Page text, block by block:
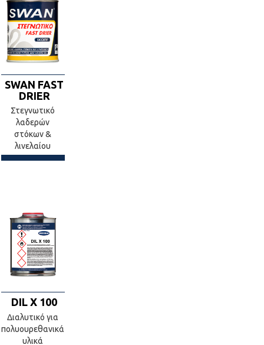
SWAN FAST
DRIER
Στεγνωτικό
λαδερών
στόκων &
λινελαίου
DIL X 100
Διαλυτικό για
πολυουρεθανικά
υλικά